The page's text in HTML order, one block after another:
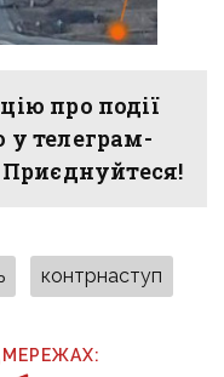
про події
у телеграм-
Приєднуйтеся!
контрнаступ